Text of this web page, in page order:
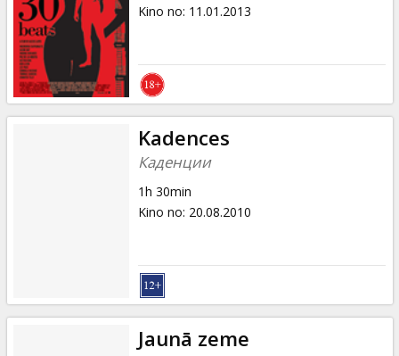
Kino no: 11.01.2013
Kadences
Каденции
1h 30min
Kino no: 20.08.2010
Jaunā zeme